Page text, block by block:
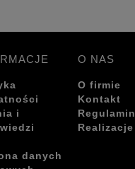
i
danych
O NAS
O firmie
Kontakt
Regulamin
Realizacje